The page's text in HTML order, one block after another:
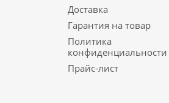
Доставка
Гарантия на товар
Политика
конфиденциальности
Прайс-лист